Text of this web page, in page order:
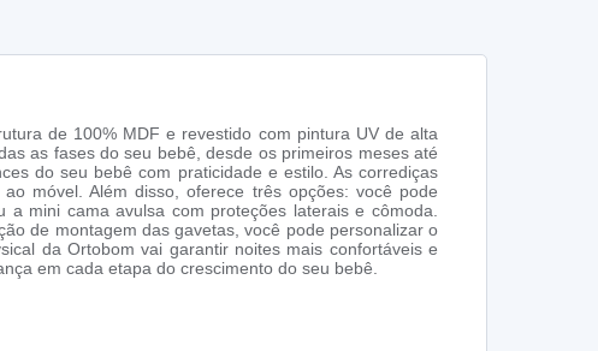
de 100% MDF e revestido com pintura UV de alta
as fases do seu bebê, desde os primeiros meses até
do seu bebê com praticidade e estilo. As corrediças
móvel. Além disso, oferece três opções: você pode
mini cama avulsa com proteções laterais e cômoda.
de montagem das gavetas, você pode personalizar o
da Ortobom vai garantir noites mais confortáveis e
em cada etapa do crescimento do seu bebê.